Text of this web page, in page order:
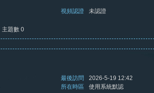
視頻認證 未認證
主題數 0
最後訪問 2026-5-19 12:42
所在時區 使用系統默認